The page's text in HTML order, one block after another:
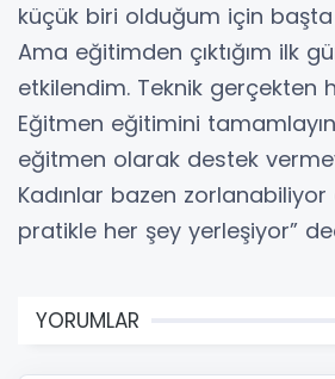
küçük biri olduğum için
Ama eğitimden çıktığım ilk
etkilendim. Teknik gerçekten
Eğitmen eğitimini
eğitmen olarak destek
Kadınlar bazen
pratikle her şey yerleşiyor”
YORUMLAR